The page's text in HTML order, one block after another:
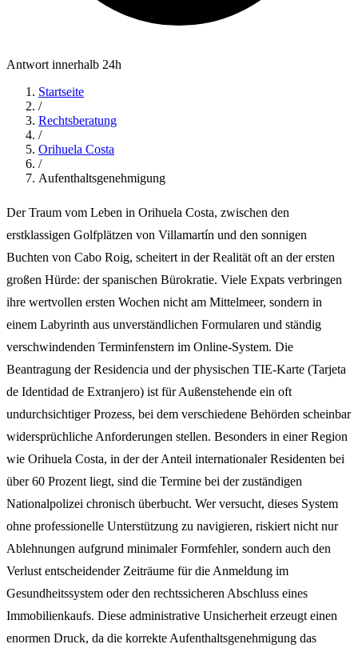
Antwort innerhalb 24h
Startseite
/
Rechtsberatung
/
Orihuela Costa
/
Aufenthaltsgenehmigung
Der Traum vom Leben in Orihuela Costa, zwischen den
erstklassigen Golfplätzen von Villamartín und den sonnigen
Buchten von Cabo Roig, scheitert in der Realität oft an der ersten
großen Hürde: der spanischen Bürokratie. Viele Expats verbringen
ihre wertvollen ersten Wochen nicht am Mittelmeer, sondern in
einem Labyrinth aus unverständlichen Formularen und ständig
verschwindenden Terminfenstern im Online-System. Die
Beantragung der Residencia und der physischen TIE-Karte (Tarjeta
de Identidad de Extranjero) ist für Außenstehende ein oft
undurchsichtiger Prozess, bei dem verschiedene Behörden scheinbar
widersprüchliche Anforderungen stellen. Besonders in einer Region
wie Orihuela Costa, in der der Anteil internationaler Residenten bei
über 60 Prozent liegt, sind die Termine bei der zuständigen
Nationalpolizei chronisch überbucht. Wer versucht, dieses System
ohne professionelle Unterstützung zu navigieren, riskiert nicht nur
Ablehnungen aufgrund minimaler Formfehler, sondern auch den
Verlust entscheidender Zeiträume für die Anmeldung im
Gesundheitssystem oder den rechtssicheren Abschluss eines
Immobilienkaufs. Diese administrative Unsicherheit erzeugt einen
enormen Druck, da die korrekte Aufenthaltsgenehmigung das